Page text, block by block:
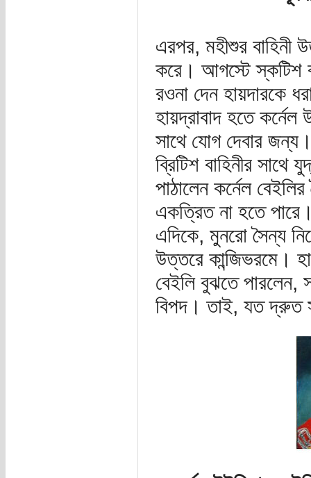
এরপর, মহীশুর বাহিনী
করে। আগস্টে স্কটিশ
রওনা দেন হায়দারকে
হায়দ্রাবাদ হতে
সাথে যোগ দেবার
ব্রিটিশ বাহিনীর
পাঠালেন কর্নেল
একত্রিত না হতে
এদিকে, মুনরো সৈন্য
উত্তরে কান্জিভরমে।
বেইলি বুঝতে পারলেন,
বিপদ। তাই, যত দ্রুত